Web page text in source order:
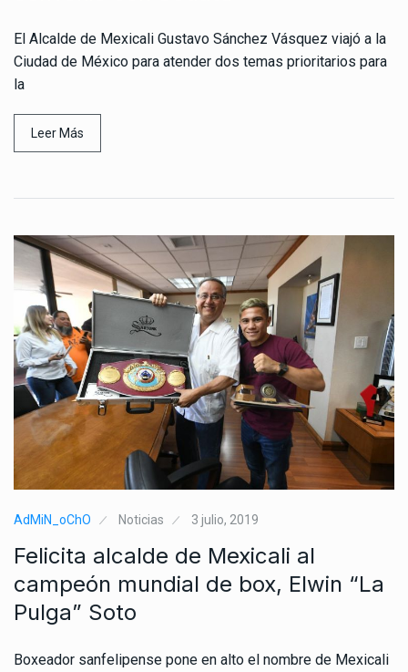
El Alcalde de Mexicali Gustavo Sánchez Vásquez viajó a la
Ciudad de México para atender dos temas prioritarios para
la
Leer Más
AdMiN_oChO Noticias 3 julio, 2019
Felicita alcalde de Mexicali al
campeón mundial de box, Elwin “La
Pulga” Soto
Boxeador sanfelipense pone en alto el nombre de Mexicali